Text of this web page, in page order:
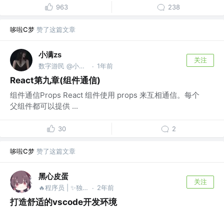
963 238
哆啦C梦 赞了这篇文章
小满zs
数字游民 @小满科技 · 1年前
关注
React第九章(组件通信)
组件通信Props React 组件使用 props 来互相通信。每个
父组件都可以提供 ...
30 2
哆啦C梦 赞了这篇文章
黑心皮蛋
🔥程序员 | ✨独立开发 @🦑摸鱼达人 · 2年前
关注
打造舒适的vscode开发环境